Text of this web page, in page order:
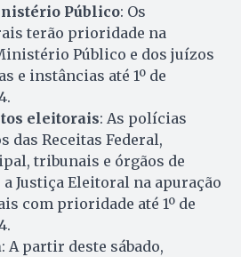
Público: Os
terão prioridade na
Público e dos juízos
e instâncias até 1º de
eleitorais: As polícias
das Receitas Federal,
tribunais e órgãos de
Justiça Eleitoral na apuração
com prioridade até 1º de
: A partir deste sábado,